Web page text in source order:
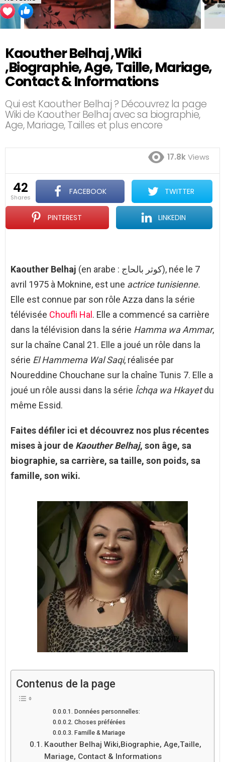
Kaouther Belhaj ,Wiki
,Biographie, Age, Taille, Mariage,
Contact & Informations
Qui est Kaouther Belhaj ? Découvrez la page
Wiki de Kaouther Belhaj avec sa biographie,
Age, Mariage, Tailles et plus encore
17.8kViews
42
shares
FACEBOOK TWITTER
PINTEREST LINKEDIN
Kaouther Belhaj (en arabe : كوثر بالحاج), née le 7
avril 1975 à Moknine, est une actrice tunisienne.
Elle est connue par son rôle Azza dans la série
télévisée Choufli Hal. Elle a commencé sa carrière
dans la télévision dans la série Hamma wa Ammar,
sur la chaîne Canal 21. Elle a joué un rôle dans la
série El Hammema Wal Saqi, réalisée par
Noureddine Chouchane sur la chaîne Tunis 7. Elle a
joué un rôle aussi dans la série Îchqa wa Hkayetdu
même Essid.
Faites défiler ici et découvrez nos plus récentes
mises à jour de Kaouther Belhaj, son âge, sa
biographie, sa carrière, sa taille, son poids, sa
famille, son wiki.
Contenus de la page
Données personnelles:
Choses préférées
Famille & Mariage
Kaouther Belhaj Wiki,Biographie, Age,Taille,
Mariage, Contact & Informations